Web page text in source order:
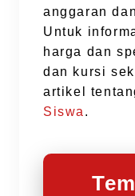
anggaran
Untuk
harga dan
dan kursi
artikel
Siswa .